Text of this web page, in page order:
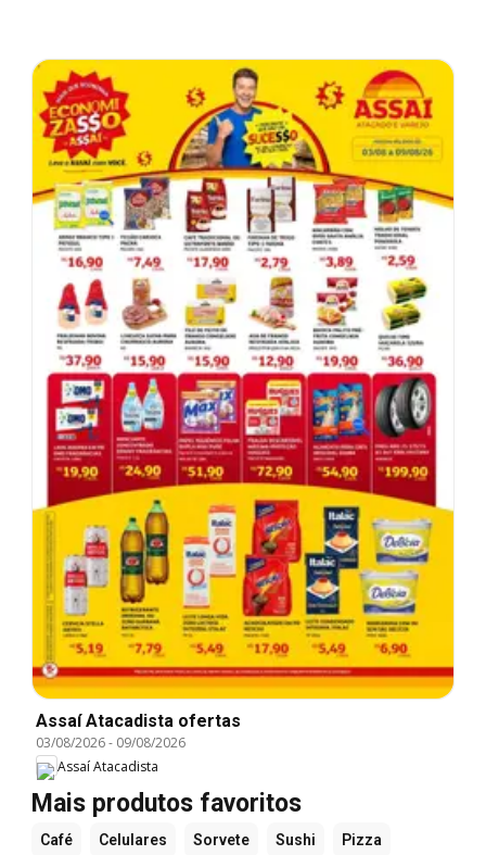
Assaí Atacadista ofertas
03/08/2026- 09/08/2026
Assaí Atacadista
Mais produtos favoritos
Café Celulares Sorvete Sushi Pizza